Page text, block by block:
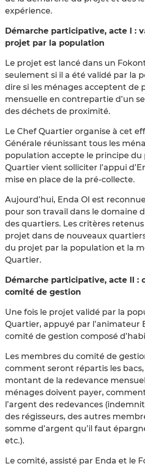
expérience.
Démarche participative, acte I :
projet par la population
Le projet est lancé dans un
seulement si il a été validé par la
dire si les ménages acceptent de
mensuelle en contrepartie d’un
des déchets de proximité.
Le Chef Quartier organise à cet
Générale réunissant tous les
population accepte le principe du
Quartier vient solliciter l’appui
mise en place de la pré-collecte.
Aujourd’hui, Enda OI est
pour son travail dans le domaine
des quartiers. Les critères
projet dans de nouveaux
du projet par la population et la
Quartier.
Démarche participative, acte II :
comité de gestion
Une fois le projet validé par la
Quartier, appuyé par l’animateur
comité de gestion composé
Les membres du comité de
comment seront répartis les
montant de la redevance
ménages doivent payer,
l’argent des redevances
des régisseurs, des autres
somme d’argent qu’il faut
etc.).
Le comité, assisté par Enda et le